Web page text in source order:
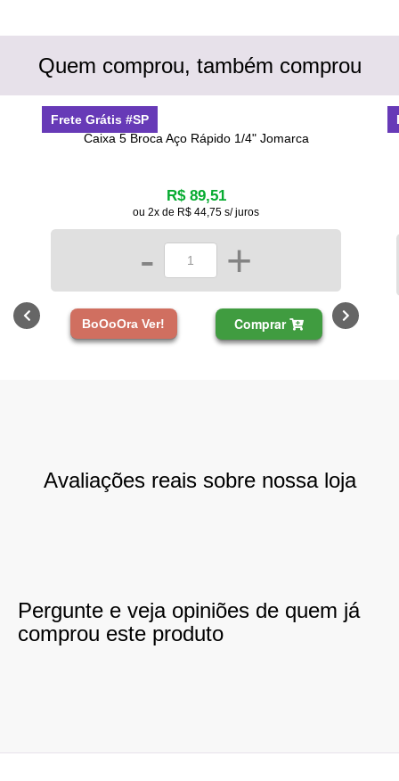
Quem comprou, também comprou
Caixa 5 Broca Aço Rápido 1/4" Jomarca
R$ 89,51
ou 2x de R$ 44,75 s/ juros
- +
BoOoOra Ver! Comprar
Frete Grátis #SP
Avaliações reais sobre nossa loja
Pergunte e veja opiniões de quem já
comprou este produto